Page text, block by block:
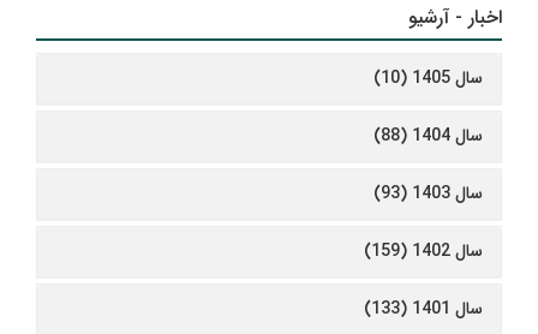
اخبار - آرشیو
سال 1405 (10)
سال 1404 (88)
سال 1403 (93)
سال 1402 (159)
سال 1401 (133)